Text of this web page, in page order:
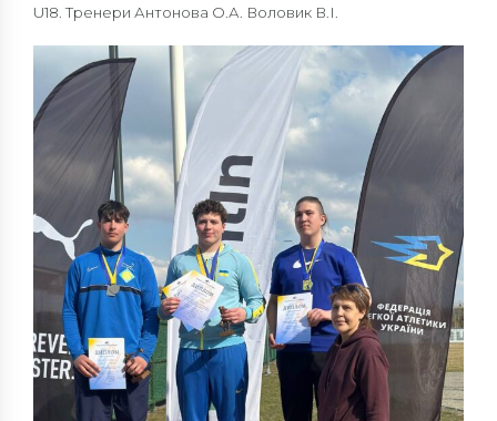
U18. Тренери Антонова О.А. Воловик В.І.